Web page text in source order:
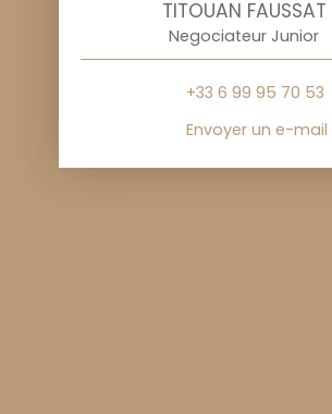
TITOUAN FAUSSAT
Negociateur Junior
+33 6 99 95 70 53
Envoyer un e-mail